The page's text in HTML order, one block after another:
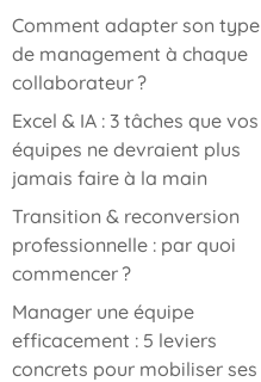
Comment adapter son type
de management à chaque
collaborateur ?
Excel & IA : 3 tâches que vos
équipes ne devraient plus
jamais faire à la main
Transition & reconversion
professionnelle : par quoi
commencer ?
Manager une équipe
efficacement : 5 leviers
concrets pour mobiliser ses